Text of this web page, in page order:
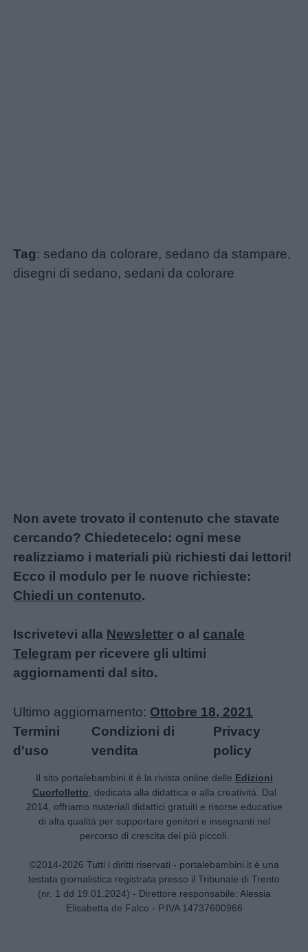
Tag: sedano da colorare, sedano da stampare,
disegni di sedano, sedani da colorare
Non avete trovato il contenuto che stavate
cercando? Chiedetecelo: ogni mese
realizziamo i materiali più richiesti dai lettori!
Ecco il modulo per le nuove richieste:
Chiedi un contenuto.
Iscrivetevi alla Newsletter o al canale
Telegram per ricevere gli ultimi
aggiornamenti dal sito.
Ultimo aggiornamento: Ottobre 18, 2021
Termini
d'uso
Condizioni di
vendita
Privacy
policy
Il sito portalebambini.it è la rivista online delle Edizioni
Cuorfolletto , dedicata alla didattica e alla creatività. Dal
2014, offriamo materiali didattici gratuiti e risorse educative
di alta qualità per supportare genitori e insegnanti nel
percorso di crescita dei più piccoli.
©2014-2026 Tutti i diritti riservati - portalebambini.it è una
testata giornalistica registrata presso il Tribunale di Trento
(nr. 1 dd 19.01.2024) - Direttore responsabile: Alessia
Elisabetta de Falco - P.IVA 14737600966